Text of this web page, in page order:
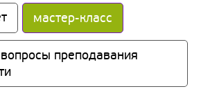
мастер-класс
преподавания